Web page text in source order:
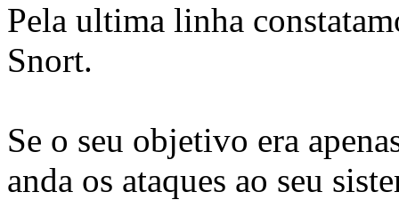
Pela ultima linha
Snort.
Se o seu objetivo era
anda os ataques ao seu